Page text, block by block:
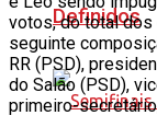
Definidos
votos, do total
seguinte
RR (PSD),
do Salão (PSD),
primeiro-